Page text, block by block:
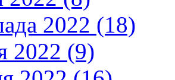
2022 (18)
2022 (9)